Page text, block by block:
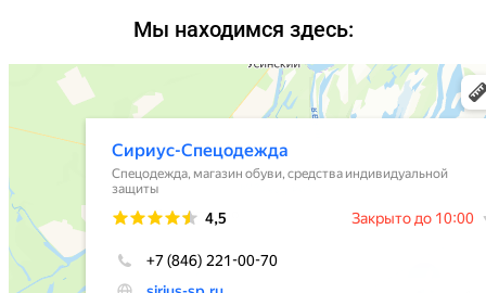
Мы находимся здесь: